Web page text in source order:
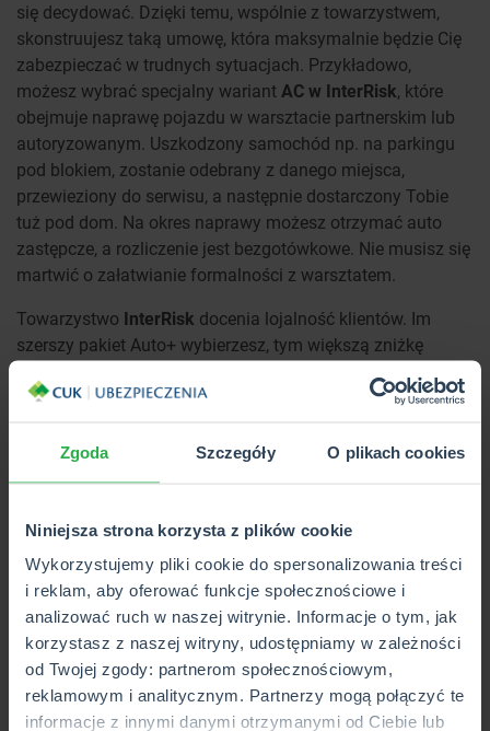
Zgoda Szczegóły O plikach cookies
Niniejsza strona korzysta z plików cookie
Wykorzystujemy pliki cookie do spersonalizowania treści
i reklam, aby oferować funkcje społecznościowe i
analizować ruch w naszej witrynie. Informacje o tym, jak
korzystasz z naszej witryny, udostępniamy w zależności
od Twojej zgody: partnerom społecznościowym,
reklamowym i analitycznym. Partnerzy mogą połączyć te
informacje z innymi danymi otrzymanymi od Ciebie lub
się decydować. Dzięki temu, wspólnie z towarzystwem,
skonstruujesz taką umowę, która maksymalnie będzie Cię
zabezpieczać w trudnych sytuacjach. Przykładowo,
możesz wybrać specjalny wariant AC w InterRisk, które
obejmuje naprawę pojazdu w warsztacie partnerskim lub
autoryzowanym. Uszkodzony samochód np. na parkingu
pod blokiem, zostanie odebrany z danego miejsca,
przewieziony do serwisu, a następnie dostarczony Tobie
tuż pod dom. Na okres naprawy możesz otrzymać auto
zastępcze, a rozliczenie jest bezgotówkowe. Nie musisz się
martwić o załatwianie formalności z warsztatem.
Towarzystwo InterRisk docenia lojalność klientów. Im
szerszy pakiet Auto+ wybierzesz, tym większą zniżkę
mogą okazać się bardziej opłacalne, jeśli posiadasz już
Szeroki zakres ochrony do Twojej
InterRiskproponuje swoim klientom wiele ciekawych i
komfortowych rozwiązań. Nie da się ukryć, że
nieprzewidziane sytuacje, takie jak awarie na drodze, nagły
wypadek, kradzież pojazdu czy nawet drobne zarysowanie
na parkingu, wiążą się ze stresem i dodatkowymi kosztami.
W takich sytuacjach chroni dobrowolne ubezpieczenie
komunikacyjne w InterRisk, które obejmuje np.AC oraz